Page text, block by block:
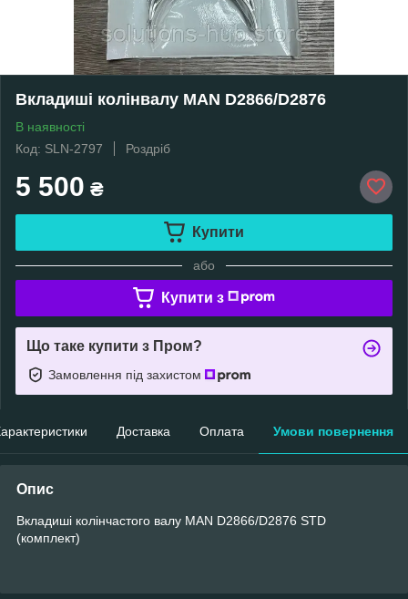
Вкладиші колінвалу MAN D2866/D2876
В наявності
Код: SLN-2797
Роздріб
5 500 ₴
Купити
або
Купити з
Що таке купити з Пром?
Замовлення під захистом
Доставка Оплата Умови повернення
Опис
Вкладиші колінчастого валу MAN D2866/D2876 STD
(комплект)